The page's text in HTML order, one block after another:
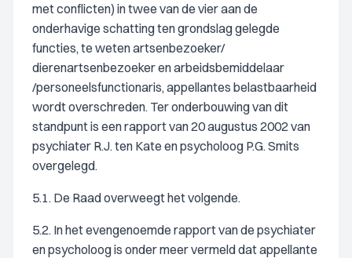
met conflicten) in twee van de vier aan de
onderhavige schatting ten grondslag gelegde
functies, te weten artsenbezoeker/
dierenartsenbezoeker en arbeidsbemiddelaar
/personeelsfunctionaris, appellantes belastbaarheid
wordt overschreden. Ter onderbouwing van dit
standpunt is een rapport van 20 augustus 2002 van
psychiater R.J. ten Kate en psycholoog P.G. Smits
overgelegd.
5.1. De Raad overweegt het volgende.
5.2. In het evengenoemde rapport van de psychiater
en psycholoog is onder meer vermeld dat appellante